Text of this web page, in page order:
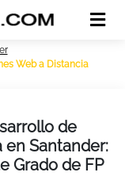
Web a Distancia
de
en Santander:
Grado de FP